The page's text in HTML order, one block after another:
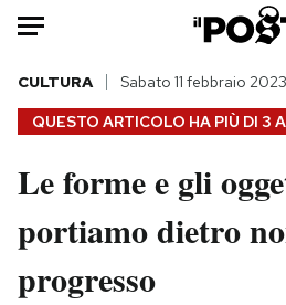
Auto
HOME
Italia
Politica
Tecnologia
QUESTO ARTICOLO HA PIÙ DI 3
CULTURA Sabato 11 febbraio 2023
Le forme e gli
portiamo dietro
progresso